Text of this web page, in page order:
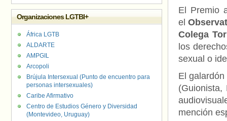
El Premio
el
Colega
los
sexual o
El
mención
Organizaciones LGTBI+
África LGTB
ALDARTE
AMPGIL
Arcopoli
Brújula Intersexual (Punto de encuentro para
personas intersexuales)
Caribe Afirmativo
Centro de Estudios Género y Diversidad
(Montevideo, Uruguay)